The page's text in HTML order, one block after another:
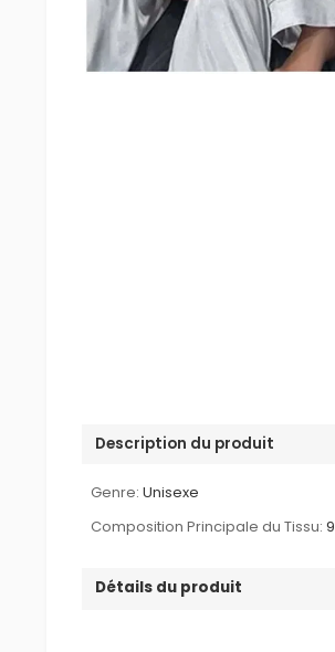
Description du produit
Genre: Unisexe
Composition Principale du Tissu:
Détails du produit